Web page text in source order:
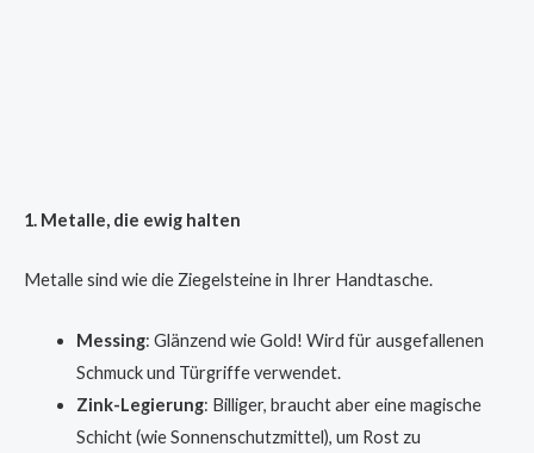
1. Metalle, die ewig halten
Metalle sind wie die Ziegelsteine in Ihrer Handtasche.
Messing: Glänzend wie Gold! Wird für ausgefallenen
Schmuck und Türgriffe verwendet.
Zink-Legierung: Billiger, braucht aber eine magische
Schicht (wie Sonnenschutzmittel), um Rost zu